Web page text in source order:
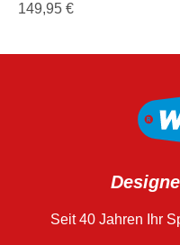
149,95 €
Seit 40 Jahren Ihr